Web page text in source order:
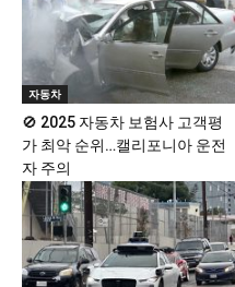
자동차
🚫 2025 자동차 보험사 고객평
가 최악 순위…캘리포니아 운전
자 주의